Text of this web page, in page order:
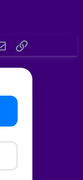
E-posta